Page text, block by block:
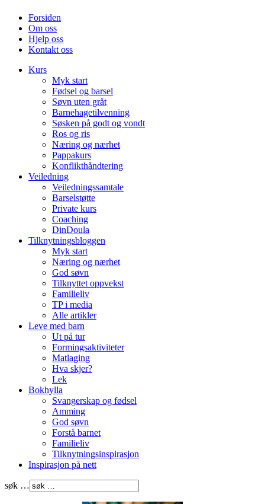
Forsiden
Om oss
Hjelp oss
Kontakt oss
Kurs
Myk start
Fødsel og barsel
Søvn uten gråt
Barnehagetilvenning
Søsken på godt og vondt
Ros og ris
Næring og nærhet
Pappakurs
Konflikthåndtering
Veiledning
Veiledningssamtale
Barselstøtte
Private kurs
Coaching
DinDoula
Tilknytningsbloggen
Myk start
Næring og nærhet
God søvn
Tilknyttet oppvekst
Familieliv
TP i media
Alle artikler
Leve med barn
Ut på tur
Formingsaktiviteter
Matlaging
Hva skjer?
Lek
Bokhylla
Svangerskap og fødsel
Amming
God søvn
Forstå barnet
Familieliv
Tilknytningsinspirasjon
Inspirasjon på nett
søk …